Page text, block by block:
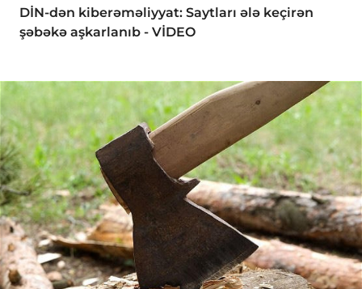
DİN-dən kiberəməliyyat: Saytları ələ keçirən
şəbəkə aşkarlanıb - VİDEO